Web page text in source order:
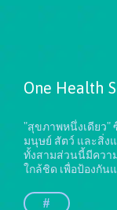
One Health
"สุขภาพหนึ่งเดียว"
มนุษย์ สัตว์ และสิ่ง
ทั้งสามส่วนนี้มีควา
ใกล้ชิด เพื่อป้องกั
#